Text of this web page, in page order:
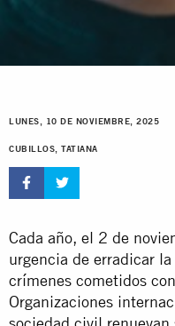
AMÉRICA
LUNES, 10 DE NOVIEMBRE, 2025
CUBILLOS, TATIANA
Cada año, el 2 de
urgencia de erradicar
crímenes cometidos
Organizaciones